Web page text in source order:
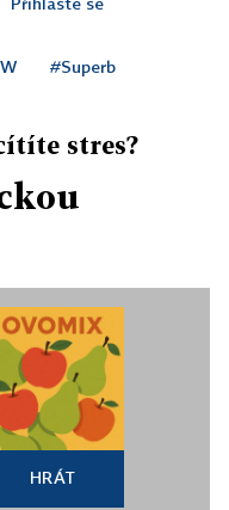
#Superb
stres?
HRÁT